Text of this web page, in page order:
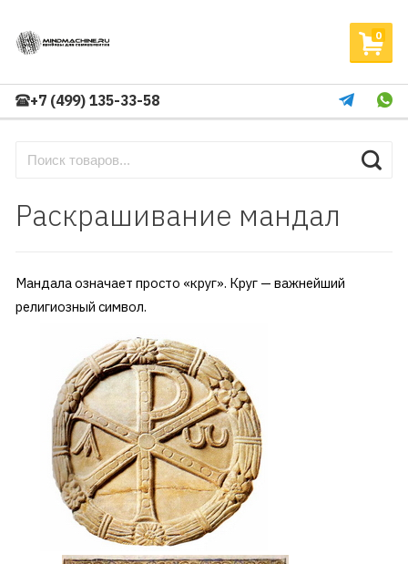
0
+7 (499) 135-33-58
Раскрашивание мандал
Мандала означает просто «круг». Круг — важнейший
религиозный символ.